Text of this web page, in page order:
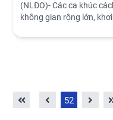
(NLĐO)- Các ca khúc
không gian rộng lớn,
52